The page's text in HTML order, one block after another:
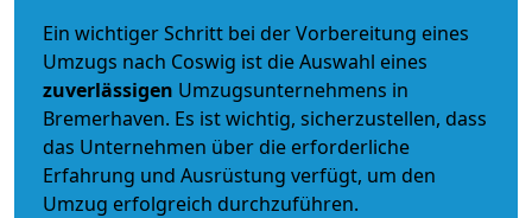
Ein wichtiger Schritt bei der Vorbereitung eines
Umzugs nach Coswig ist die Auswahl eines
zuverlässigen Umzugsunternehmens in
Bremerhaven. Es ist wichtig, sicherzustellen, dass
das Unternehmen über die erforderliche
Erfahrung und Ausrüstung verfügt, um den
Umzug erfolgreich durchzuführen.